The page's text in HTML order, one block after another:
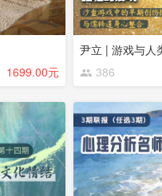
1699.00元
386